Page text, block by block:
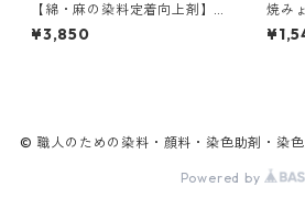
【綿・麻の染料定着向上剤】
｜1kg｜ライトフィックスAコ
ンク
¥3,850
焼み
剤】
© 職人のための染料・顔料・染色助剤・染
Powered by